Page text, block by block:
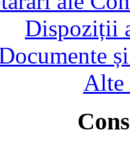
Dispoziții
Alte